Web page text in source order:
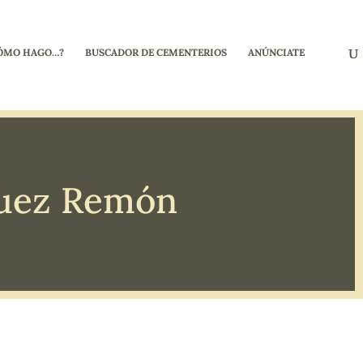
HAGO…? BUSCADOR DE CEMENTERIOS ANÚNCIATE
Remón